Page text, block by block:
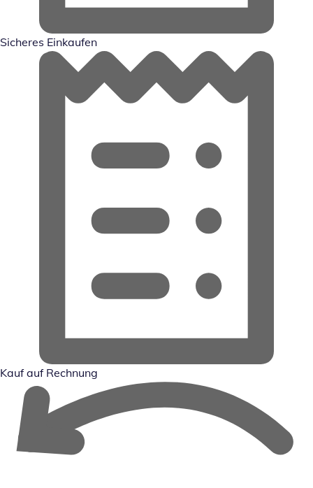
Sicheres Einkaufen
Kauf auf Rechnung